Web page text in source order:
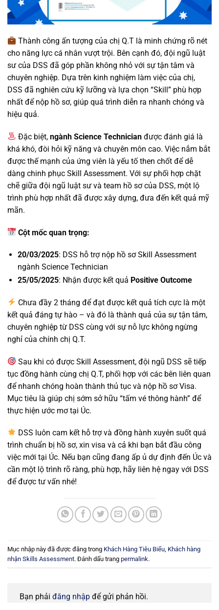
Thành công ấn tượng của chị Q.T là minh chứng rõ nét
cho năng lực cá nhân vượt trội. Bên cạnh đó, đội ngũ luật
sư của DSS đã góp phần không nhỏ với sự tận tâm và
chuyên nghiệp. Dựa trên kinh nghiệm làm việc của chị,
DSS đã nghiên cứu kỹ lưỡng và lựa chọn “Skill” phù hợp
nhất để nộp hồ sơ, giúp quá trình diễn ra nhanh chóng và
hiệu quả.
Đặc biệt,ngành Science Technician được đánh giá là
khá khó, đòi hỏi kỹ năng và chuyên môn cao. Việc nắm bắt
được thế mạnh của ứng viên là yếu tố then chốt để dễ
dàng chinh phục Skill Assessment. Với sự phối hợp chặt
chẽ giữa đội ngũ luật sư và team hồ sơ của DSS, một lộ
trình phù hợp nhất đã được xây dựng, đưa đến kết quả mỹ
mãn.
Cột mốc quan trọng:
20/03/2025: DSS hỗ trợ nộp hồ sơ Skill Assessment
ngành Science Technician
25/05/2025: Nhận được kết quả Positive Outcome
Chưa đầy 2 tháng để đạt được kết quả tích cực là một
kết quả đáng tự hào – và đó là thành quả của sự tận tâm,
chuyên nghiệp từ DSS cùng với sự nỗ lực không ngừng
nghỉ của chính chị Q.T.
Sau khi có được Skill Assessment, đội ngũ DSS sẽ tiếp
tục đồng hành cùng chị Q.T, phối hợp với các bên liên quan
để nhanh chóng hoàn thành thủ tục và nộp hồ sơ Visa.
Mục tiêu là giúp chị sớm sở hữu “tấm vé thông hành” để
thực hiện ước mơ tại Úc.
DSS luôn cam kết hỗ trợ và đồng hành xuyên suốt quá
trình chuẩn bị hồ sơ, xin visa và cả khi bạn bắt đầu công
việc mới tại Úc. Nếu bạn cũng đang ấp ủ dự định đến Úc và
cần một lộ trình rõ ràng, phù hợp, hãy liên hệ ngay với DSS
để được tư vấn nhé!
Mục nhập này đã được đăng trong Khách Hàng Tiêu Biểu Khách hàng
nhận Skills Assessment. Đánh dấu trang permalink.
Bạn phải đăng nhập để gửi phản hồi.